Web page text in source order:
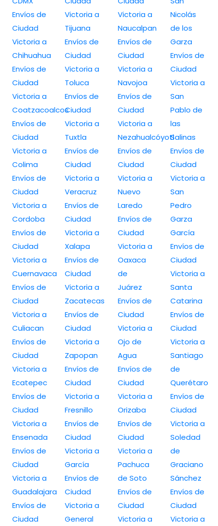
Envíos de
Ciudad
Victoria a
Chihuahua
Envíos de
Ciudad
Victoria a
Coatzacoalcos
Envíos de
Ciudad
Victoria a
Colima
Envíos de
Ciudad
Victoria a
Cordoba
Envíos de
Ciudad
Victoria a
Cuernavaca
Envíos de
Ciudad
Victoria a
Culiacan
Envíos de
Ciudad
Victoria a
Ecatepec
Envíos de
Ciudad
Victoria a
Ensenada
Envíos de
Ciudad
Victoria a
Guadalajara
Envíos de
Ciudad
Victoria a
Tijuana
Envíos de
Ciudad
Victoria a
Toluca
Envíos de
Ciudad
Victoria a
Tuxtla
Envíos de
Ciudad
Victoria a
Veracruz
Envíos de
Ciudad
Victoria a
Xalapa
Envíos de
Ciudad
Victoria a
Zacatecas
Envíos de
Ciudad
Victoria a
Zapopan
Envíos de
Ciudad
Victoria a
Fresnillo
Envíos de
Ciudad
Victoria a
García
Envíos de
Ciudad
Victoria a
General
Victoria a
Naucalpan
Envíos de
Ciudad
Victoria a
Navojoa
Envíos de
Ciudad
Victoria a
Nezahualcóyotl
Envíos de
Ciudad
Victoria a
Nuevo
Laredo
Envíos de
Ciudad
Victoria a
Oaxaca
de
Juárez
Envíos de
Ciudad
Victoria a
Ojo de
Agua
Envíos de
Ciudad
Victoria a
Orizaba
Envíos de
Ciudad
Victoria a
Pachuca
de Soto
Envíos de
Ciudad
Victoria a
Nicolás
de los
Garza
Envíos de
Ciudad
Victoria a
San
Pablo de
las
Salinas
Envíos de
Ciudad
Victoria a
San
Pedro
Garza
García
Envíos de
Ciudad
Victoria a
Santa
Catarina
Envíos de
Ciudad
Victoria a
Santiago
de
Querétaro
Envíos de
Ciudad
Victoria a
Soledad
de
Graciano
Sánchez
Envíos de
Ciudad
Victoria a